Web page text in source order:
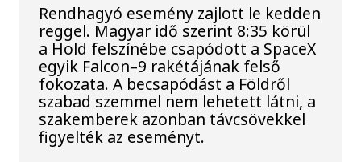
Rendhagyó esemény zajlott le kedden
reggel. Magyar idő szerint 8:35 körül
a Hold felszínébe csapódott a SpaceX
egyik Falcon–9 rakétájának felső
fokozata. A becsapódást a Földről
szabad szemmel nem lehetett látni, a
szakemberek azonban távcsövekkel
figyelték az eseményt.